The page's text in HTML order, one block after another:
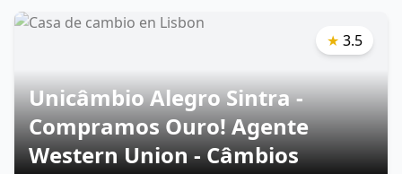
Unicâmbio Alegro Sintra -
Compramos Ouro! Agente
Western Union - Câmbios
★ 3.5